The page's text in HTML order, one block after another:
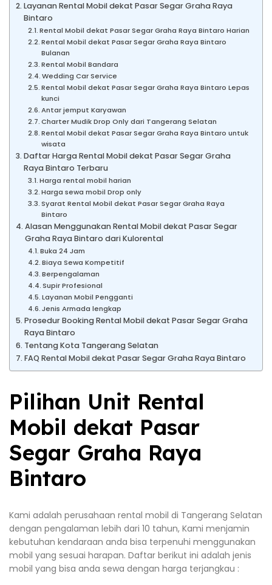
Layanan Rental Mobil dekat Pasar Segar Graha Raya
Bintaro
Rental Mobil dekat Pasar Segar Graha Raya Bintaro Harian
Rental Mobil dekat Pasar Segar Graha Raya Bintaro
Bulanan
Rental Mobil Bandara
Wedding Car Service
Rental Mobil dekat Pasar Segar Graha Raya Bintaro Lepas
kunci
Antar jemput Karyawan
Charter Mudik Drop Only dari Tangerang Selatan
Rental Mobil dekat Pasar Segar Graha Raya Bintaro untuk
wisata
Daftar Harga Rental Mobil dekat Pasar Segar Graha
Raya Bintaro Terbaru
Harga rental mobil harian
Harga sewa mobil Drop only
Syarat Rental Mobil dekat Pasar Segar Graha Raya
Bintaro
Alasan Menggunakan Rental Mobil dekat Pasar Segar
Graha Raya Bintaro dari Kulorental
Buka 24 Jam
Biaya Sewa Kompetitif
Berpengalaman
Supir Profesional
Layanan Mobil Pengganti
Jenis Armada lengkap
Prosedur Booking Rental Mobil dekat Pasar Segar Graha
Raya Bintaro
Tentang Kota Tangerang Selatan
FAQ Rental Mobil dekat Pasar Segar Graha Raya Bintaro
Pilihan Unit Rental
Mobil dekat Pasar
Segar Graha Raya
Bintaro
Kami adalah perusahaan rental mobil di Tangerang Selatan
dengan pengalaman lebih dari 10 tahun, Kami menjamin
kebutuhan kendaraan anda bisa terpenuhi menggunakan
mobil yang sesuai harapan. Daftar berikut ini adalah jenis
mobil yang bisa anda sewa dengan harga terjangkau :